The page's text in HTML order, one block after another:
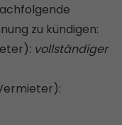
zu kündigen:
vollständiger